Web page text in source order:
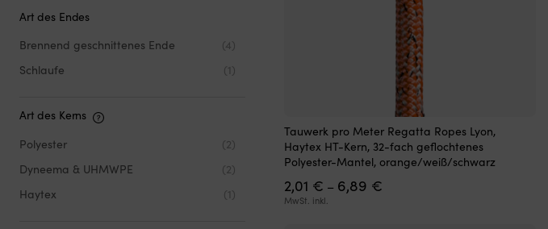
Art des Endes
Brennend geschnittenes Ende
(4)
Schlaufe
(1)
Art des Kerns
Polyester
(2)
Dyneema & UHMWPE
(2)
Haytex
(1)
Dieses
Produkt
weist
mehrere
Varianten
auf.
Tauwerk pro Meter Regatta Ropes Lyon,
Haytex HT-Kern, 32-fach geflochtenes
Polyester-Mantel, orange/weiß/schwarz
2,01 € – 6,89 €Preisspanne:
MwSt. inkl.